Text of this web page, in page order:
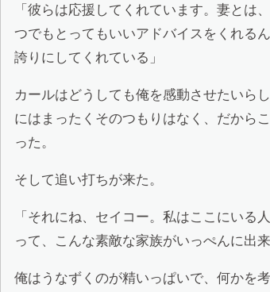
「彼らは応援してくれています。妻とは
つでもとってもいいアドバイスをくれる
誇りにしてくれている」
カールはどうしても俺を感動させたいら
にはまったくそのつもりはなく、だから
った。
そして追い打ちが来た。
「それにね、セイコー。私はここにいる
って、こんな素敵な家族がいっぺんに出来
俺はうなずくのが精いっぱいで、何かを